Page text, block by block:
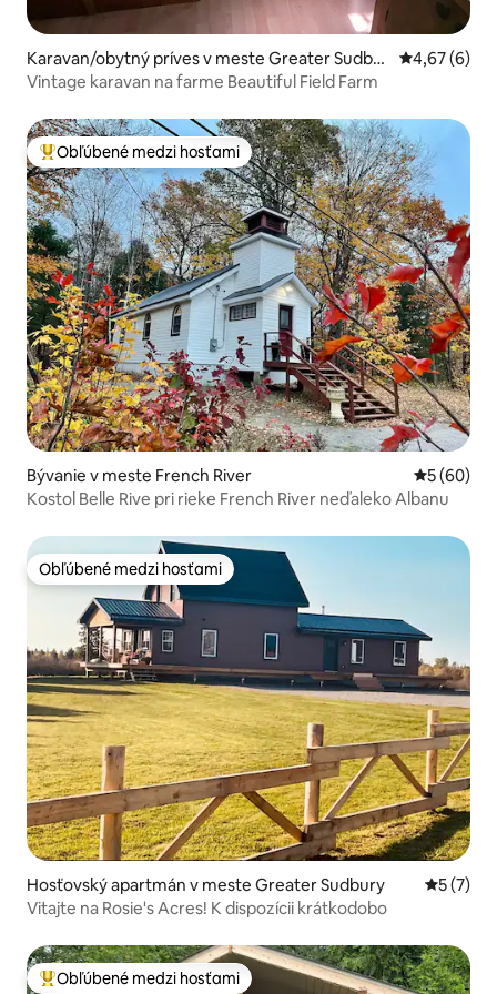
Karavan/obytný príves v meste Greater Sudbur
y
Priemerné
4,67 (6)
Vintage karavan na farme Beautiful Field Farm
Najobľúbenejšie medzi hosťami
Obľúbené medzi hosťami
Bývanie v meste French River
5 (60)
Kostol Belle Rive pri rieke French River neďaleko Albanu
Obľúbené medzi hosťami
Obľúbené medzi hosťami
Hosťovský apartmán v meste Greater Sudbury
5 (7)
Vitajte na Rosie's Acres! K dispozícii krátkodobo
Najobľúbenejšie medzi hosťami
Obľúbené medzi hosťami